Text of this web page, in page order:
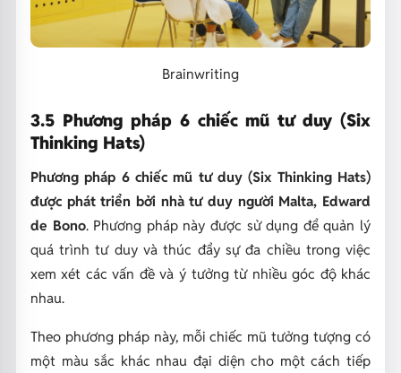
Brainwriting
3.5 Phương pháp 6 chiếc mũ tư duy (Six
Thinking Hats)
Phương pháp 6 chiếc mũ tư duy (Six Thinking Hats)
được phát triển bởi nhà tư duy người Malta, Edward
de Bono. Phương pháp này được sử dụng để quản lý
quá trình tư duy và thúc đẩy sự đa chiều trong việc
xem xét các vấn đề và ý tưởng từ nhiều góc độ khác
nhau.
Theo phương pháp này, mỗi chiếc mũ tưởng tượng có
một màu sắc khác nhau đại diện cho một cách tiếp